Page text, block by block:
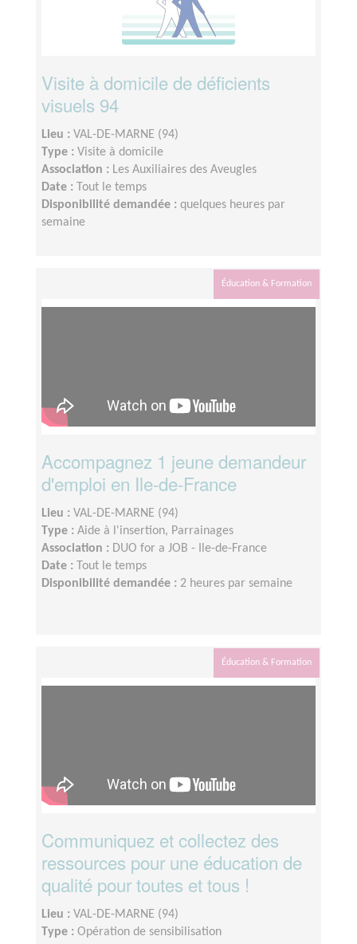
Visite à domicile de déficients
visuels 94
Lieu : VAL-DE-MARNE (94)
Type : Visite à domicile
Association : Les Auxiliaires des Aveugles
Date :
Tout le temps
Disponibilité demandée : quelques heures par
semaine
Éducation & Formation
Accompagnez 1 jeune demandeur
d'emploi en Ile-de-France
Lieu : VAL-DE-MARNE (94)
Type : Aide à l'insertion, Parrainages
Association : DUO for a JOB - Ile-de-France
Date :
Tout le temps
Disponibilité demandée : 2 heures par semaine
Éducation & Formation
Communiquez et collectez des
ressources pour une éducation de
qualité pour toutes et tous !
Lieu : VAL-DE-MARNE (94)
Type : Opération de sensibilisation